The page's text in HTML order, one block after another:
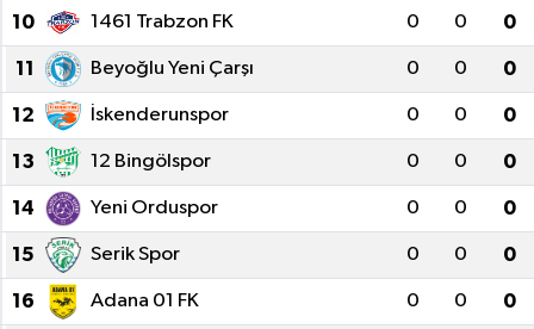
10 1461 Trabzon FK 0 0 0
11 Beyoğlu Yeni Çarşı 0 0 0
12 İskenderunspor 0 0 0
13 12 Bingölspor 0 0 0
14 Yeni Orduspor 0 0 0
15 Serik Spor 0 0 0
16 Adana 01 FK 0 0 0